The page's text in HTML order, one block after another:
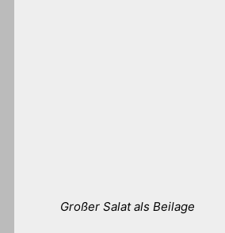
Großer Salat als Beilage